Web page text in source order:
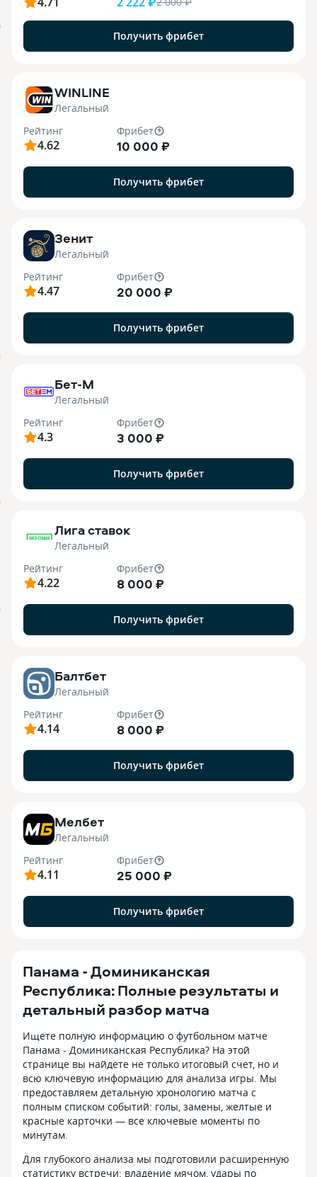
Получить фрибет
WINLINE
Легальный
Рейтинг
4.62
Фрибет
10 000 ₽
Получить фрибет
Зенит
Легальный
Рейтинг
4.47
Фрибет
20 000 ₽
Получить фрибет
Бет-М
Легальный
Рейтинг
4.3
Фрибет
3 000 ₽
Получить фрибет
Лига ставок
Легальный
Рейтинг
4.22
Фрибет
8 000 ₽
Получить фрибет
Балтбет
Легальный
Рейтинг
4.14
Фрибет
8 000 ₽
Получить фрибет
Мелбет
Легальный
Рейтинг
4.11
Фрибет
25 000 ₽
Получить фрибет
Панама - Доминиканская
Республика: Полные результаты и
детальный разбор матча
Ищете полную информацию о футбольном матче
Панама - Доминиканская Республика? На этой
странице вы найдете не только итоговый счет, но и
всю ключевую информацию для анализа игры. Мы
предоставляем детальную хронологию матча с
полным списком событий: голы, замены, желтые и
красные карточки — все ключевые моменты по
минутам.
Для глубокого анализа мы подготовили расширенную
статистику встречи: владение мячом, удары по